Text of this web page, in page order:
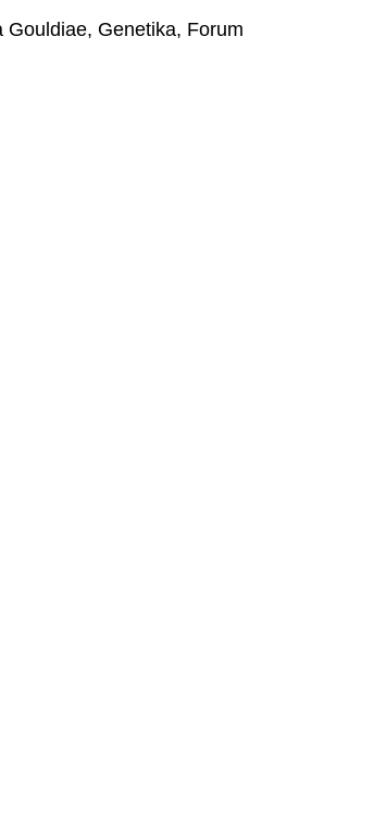
Genetika, Forum